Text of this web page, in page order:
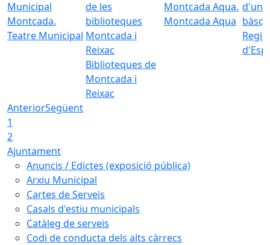
Teatre Municipal
Biblioteques de
Montcada i
Reixac
Montcada Aqua
AnteriorSegüent
1
2
Ajuntament
Anuncis / Edictes (exposició pública)
Arxiu Municipal
Cartes de Serveis
Casals d'estiu municipals
Catàleg de serveis
Codi de conducta dels alts càrrecs